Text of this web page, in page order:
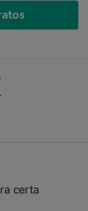
certa